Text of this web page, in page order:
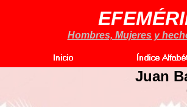
Hombres, Mujeres y
Juan